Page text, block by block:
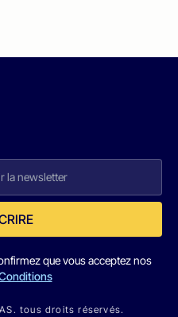
que vous acceptez nos
tous droits réservés.